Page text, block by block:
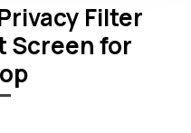
Filter
Screen for